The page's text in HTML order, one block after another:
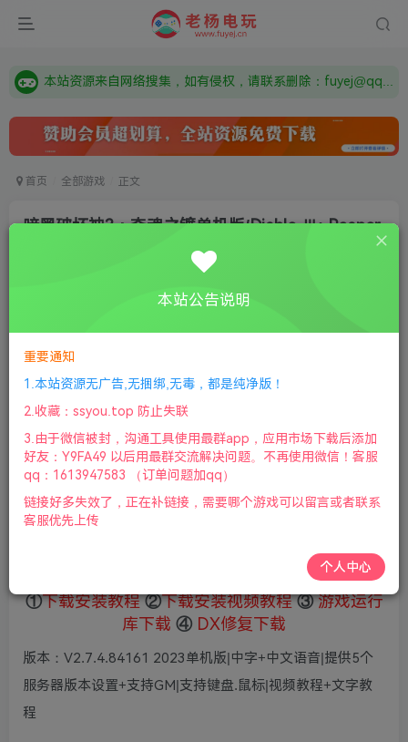
需要什么游戏请联系客服，若链接失效请联系客服，百度网盘边上的激活码也是解压密码
首页 全部游戏 正文
暗黑破坏神3：夺魂之镰单机版/Diablo Ⅲ: Reaper
暗黑破坏神3：夺魂之镰单机版/Diablo Ⅲ: Reaper of Souls
此内容为付费资源，请付费后查看
鲜花 10 鲜花 36
赞助会员 免费
登录购买
支付成功后请刷新网页
付费资源
①下载安装教程 ②下载安装视频教程 ③ 游戏运行
库下载 ④ DX修复下载
版本：V2.7.4.84161 2023单机版|中字+中文语音|提供5个
服务器版本设置+支持GM|支持键盘.鼠标|视频教程+文字教
程
本站公告说明
重要通知
1.本站资源无广告,无捆绑,无毒，都是纯净版！
2.收藏：ssyou.top 防止失联
3.由于微信被封，沟通工具使用最群app，应用市场下载后添加
好友：Y9FA49 以后用最群交流解决问题。不再使用微信！客服
qq：1613947583 （订单问题加qq）
链接好多失效了，正在补链接，需要哪个游戏可以留言或者联系
客服优先上传
个人中心